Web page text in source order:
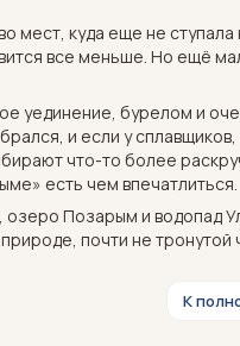
мест, куда еще не ступала
все меньше. Но ещё
уединение, бурелом и
и если у
что-то более
есть чем впечатлиться.
Позарым и водопад
почти не тронутой
К